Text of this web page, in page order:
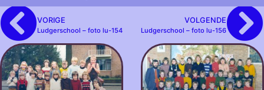
VORIGE
Ludgerschool – foto lu-154
VOLGENDE
Ludgerschool – foto lu-156